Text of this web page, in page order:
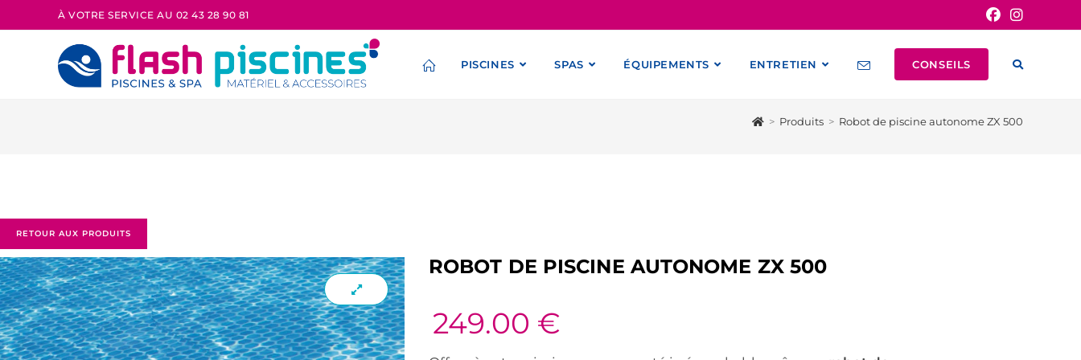
À VOTRE SERVICE AU 02 43 28 90 81
PISCINES SPAS ÉQUIPEMENTS ENTRETIEN CONSEILS
> Produits > Robot de piscine autonome ZX 500
ROBOT DE PISCINE AUTONOME ZX 500
249.00 €